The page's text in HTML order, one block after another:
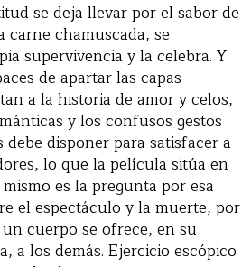
se deja llevar por el sabor de
carne chamuscada, se
supervivencia y la celebra. Y
de apartar las capas
a la historia de amor y celos,
y los confusos gestos
disponer para satisfacer a
lo que la película sitúa en
es la pregunta por esa
el espectáculo y la muerte, por
cuerpo se ofrece, en su
a los demás. Ejercicio escópico